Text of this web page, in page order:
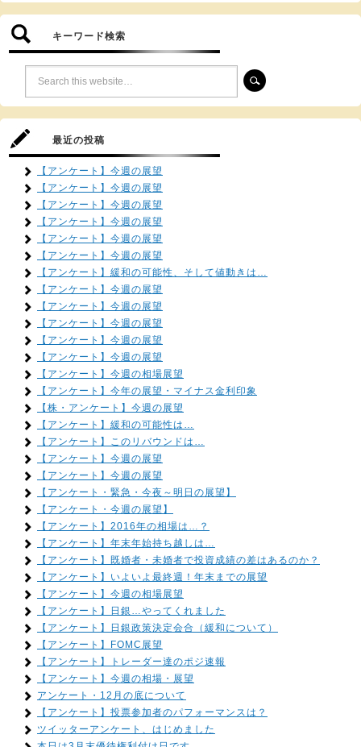
キーワード検索
最近の投稿
【アンケート】今週の展望
【アンケート】今週の展望
【アンケート】今週の展望
【アンケート】今週の展望
【アンケート】今週の展望
【アンケート】今週の展望
【アンケート】緩和の可能性、そして値動きは…
【アンケート】今週の展望
【アンケート】今週の展望
【アンケート】今週の展望
【アンケート】今週の展望
【アンケート】今週の展望
【アンケート】今週の相場展望
【アンケート】今年の展望・マイナス金利印象
【株・アンケート】今週の展望
【アンケート】緩和の可能性は…
【アンケート】このリバウンドは…
【アンケート】今週の展望
【アンケート】今週の展望
【アンケート・緊急・今夜～明日の展望】
【アンケート・今週の展望】
【アンケート】2016年の相場は…？
【アンケート】年末年始持ち越しは…
【アンケート】既婚者・未婚者で投資成績の差はあるのか？
【アンケート】いよいよ最終週！年末までの展望
【アンケート】今週の相場展望
【アンケート】日銀…やってくれました
【アンケート】日銀政策決定会合（緩和について）
【アンケート】FOMC展望
【アンケート】トレーダー達のポジ速報
【アンケート】今週の相場・展望
アンケート・12月の底について
【アンケート】投票参加者のパフォーマンスは？
ツイッターアンケート、はじめました